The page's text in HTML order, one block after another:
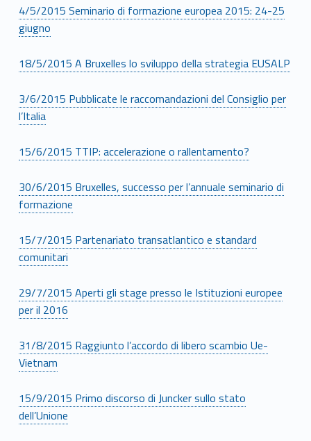
4/5/2015 Seminario di formazione europea 2015: 24-25
giugno
18/5/2015 A Bruxelles lo sviluppo della strategia EUSALP
3/6/2015 Pubblicate le raccomandazioni del Consiglio per
l’Italia
15/6/2015 TTIP: accelerazione o rallentamento?
30/6/2015 Bruxelles, successo per l’annuale seminario di
formazione
15/7/2015 Partenariato transatlantico e standard
comunitari
29/7/2015 Aperti gli stage presso le Istituzioni europee
per il 2016
31/8/2015 Raggiunto l’accordo di libero scambio Ue-
Vietnam
15/9/2015 Primo discorso di Juncker sullo stato
dell’Unione